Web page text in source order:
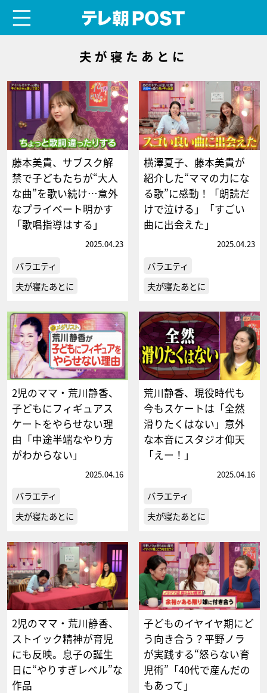
夫が寝たあとに
藤本美貴、サブスク解
禁で子どもたちが“大人
な曲”を歌い続け…意外
なプライベート明かす
「歌唱指導はする」
2025.04.23
バラエティ
夫が寝たあとに
横澤夏子、藤本美貴が
紹介した“ママの力にな
る歌”に感動！「朗読だ
けで泣ける」「すごい
曲に出会えた」
2025.04.23
バラエティ
夫が寝たあとに
2児のママ・荒川静香、
子どもにフィギュアス
ケートをやらせない理
由「中途半端なやり方
がわからない」
2025.04.16
バラエティ
夫が寝たあとに
荒川静香、現役時代も
今もスケートは「全然
滑りたくはない」意外
な本音にスタジオ仰天
「えー！」
2025.04.16
バラエティ
夫が寝たあとに
2児のママ・荒川静香、
ストイック精神が育児
にも反映。息子の誕生
日に“やりすぎレベル”な
作品
子どものイヤイヤ期にど
う向き合う？平野ノラ
が実践する“怒らない育
児術”「40代で産んだの
もあって」